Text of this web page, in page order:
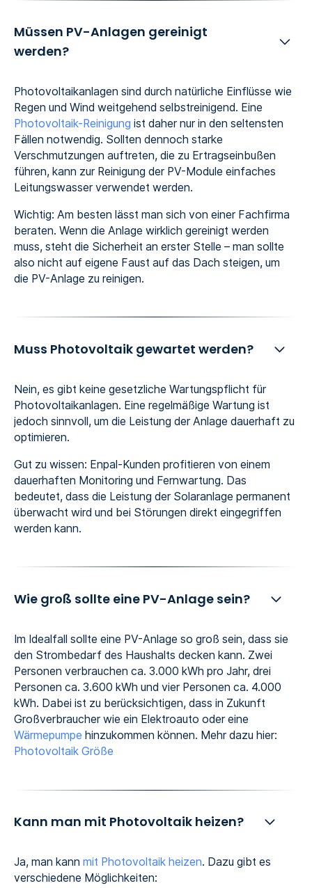
Müssen PV-Anlagen gereinigt
werden?
Photovoltaikanlagen sind durch natürliche Einflüsse wie
Regen und Wind weitgehend selbstreinigend. Eine
Photovoltaik-Reinigung ist daher nur in den seltensten
Fällen notwendig. Sollten dennoch starke
Verschmutzungen auftreten, die zu Ertragseinbußen
führen, kann zur Reinigung der PV-Module einfaches
Leitungswasser verwendet werden.
Wichtig: Am besten lässt man sich von einer Fachfirma
beraten. Wenn die Anlage wirklich gereinigt werden
muss, steht die Sicherheit an erster Stelle – man sollte
also nicht auf eigene Faust auf das Dach steigen, um
die PV-Anlage zu reinigen.
Muss Photovoltaik gewartet werden?
Nein, es gibt keine gesetzliche Wartungspflicht für
Photovoltaikanlagen. Eine regelmäßige Wartung ist
jedoch sinnvoll, um die Leistung der Anlage dauerhaft zu
optimieren.
Gut zu wissen: Enpal-Kunden profitieren von einem
dauerhaften Monitoring und Fernwartung. Das
bedeutet, dass die Leistung der Solaranlage permanent
überwacht wird und bei Störungen direkt eingegriffen
werden kann.
Wie groß sollte eine PV-Anlage sein?
Im Idealfall sollte eine PV-Anlage so groß sein, dass sie
den Strombedarf des Haushalts decken kann. Zwei
Personen verbrauchen ca. 3.000 kWh pro Jahr, drei
Personen ca. 3.600 kWh und vier Personen ca. 4.000
kWh. Dabei ist zu berücksichtigen, dass in Zukunft
Großverbraucher wie ein Elektroauto oder eine
Wärmepumpe hinzukommen können. Mehr dazu hier:
Photovoltaik Größe
Kann man mit Photovoltaik heizen?
Ja, man kann mit Photovoltaik heizen. Dazu gibt es
verschiedene Möglichkeiten: